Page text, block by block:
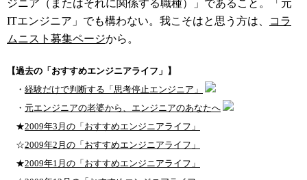
ジニア（またはそれに関係する職種）」であること。「元
ITエンジニア」でも構わない。我こそはと思う方は、
コラ
ムニスト募集ページから。
【過去の「おすすめエンジニアライフ」】
・ 経験だけで判断する「思考停止エンジニア」
・ 元エンジニアの老婆から、エンジニアのあなたへ
★2009年3月の「おすすめエンジニアライフ」
☆2009年2月の「おすすめエンジニアライフ」
★2009年1月の「おすすめエンジニアライフ」